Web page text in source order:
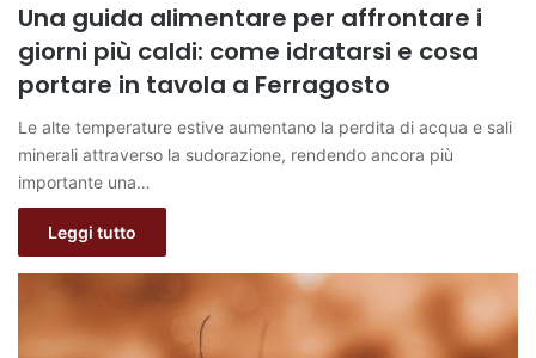
Una guida alimentare per affrontare i
giorni più caldi: come idratarsi e cosa
portare in tavola a Ferragosto
Le alte temperature estive aumentano la perdita di acqua e sali
minerali attraverso la sudorazione, rendendo ancora più
importante una…
Leggi tutto